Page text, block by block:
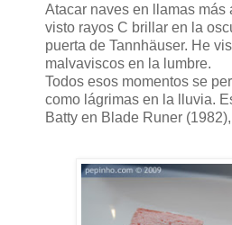
Atacar naves en llamas más
visto rayos C brillar en la
puerta de Tannhäuser. He
malvaviscos en la lumbre.
Todos esos momentos se
como lágrimas en la lluvia.
Batty en Blade Runer